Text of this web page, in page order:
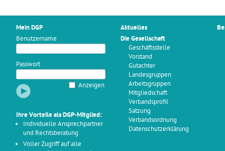
Mein DGP
Benutzername
Passwort
Anzeigen
Ihre Vorteile als DGP-Mitglied:
Individuelle Ansprechpartner
und Rechtsberatung
Voller Zugriff auf alle
Aktuelles
Die Gesellschaft
Geschäftsstelle
Vorstand
Gutachter
Landesgruppen
Arbeitsgruppen
Mitgliedschaft
Verbandsprofil
Satzung
Verbandsordnung
Datenschutzerklärung